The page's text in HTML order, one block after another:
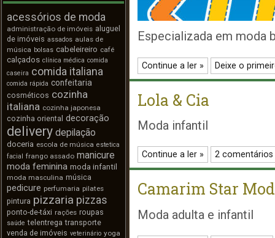
acessórios de moda
administração de imóveis aluguel
de imóveis assados aulas de
música bolsas cabeleireiro café
calçados clínica médica comida
caseira comida italiana
comida rápida confeitaria
cosméticos cozinha
italiana cozinha japonesa
cozinha oriental decoração
delivery depilação
doceria escola de música estetica
facial frango assado manicure
moda feminina moda infantil
moda masculina música
pedicure perfumaria pilates
pintura pizzaria pizzas
ponto-de-táxi rações roupas
saúde telentrega transporte
venda de imóveis veterinário yoga
Especializada em moda
Continue a ler » Deixe o
Lola & Cia
Moda infantil
Continue a ler » 2 comentários
Camarim Star
Moda adulta e infantil